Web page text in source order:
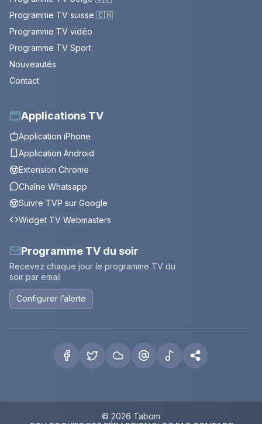
Programme TV suisse 🇨🇭
Programme TV vidéo
Programme TV Sport
Nouveautés
Contact
Applications TV
Application iPhone
Application Android
Extension Chrome
Chaîne Whatsapp
Suivre TVP sur Google
Widget TV Webmasters
Programme TV du soir
Recevez chaque jour le programme TV du
soir par email
Configurer l’alerte
© 2026 Tabom